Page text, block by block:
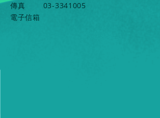
傳真
03-3341005
電子信箱